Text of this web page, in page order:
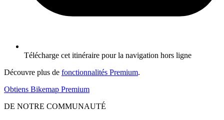
Télécharge cet itinéraire pour la navigation hors ligne
Découvre plus de fonctionnalités Premium.
Obtiens Bikemap Premium
DE NOTRE COMMUNAUTÉ